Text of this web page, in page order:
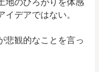
デアではない。
悲観的なことを言っ